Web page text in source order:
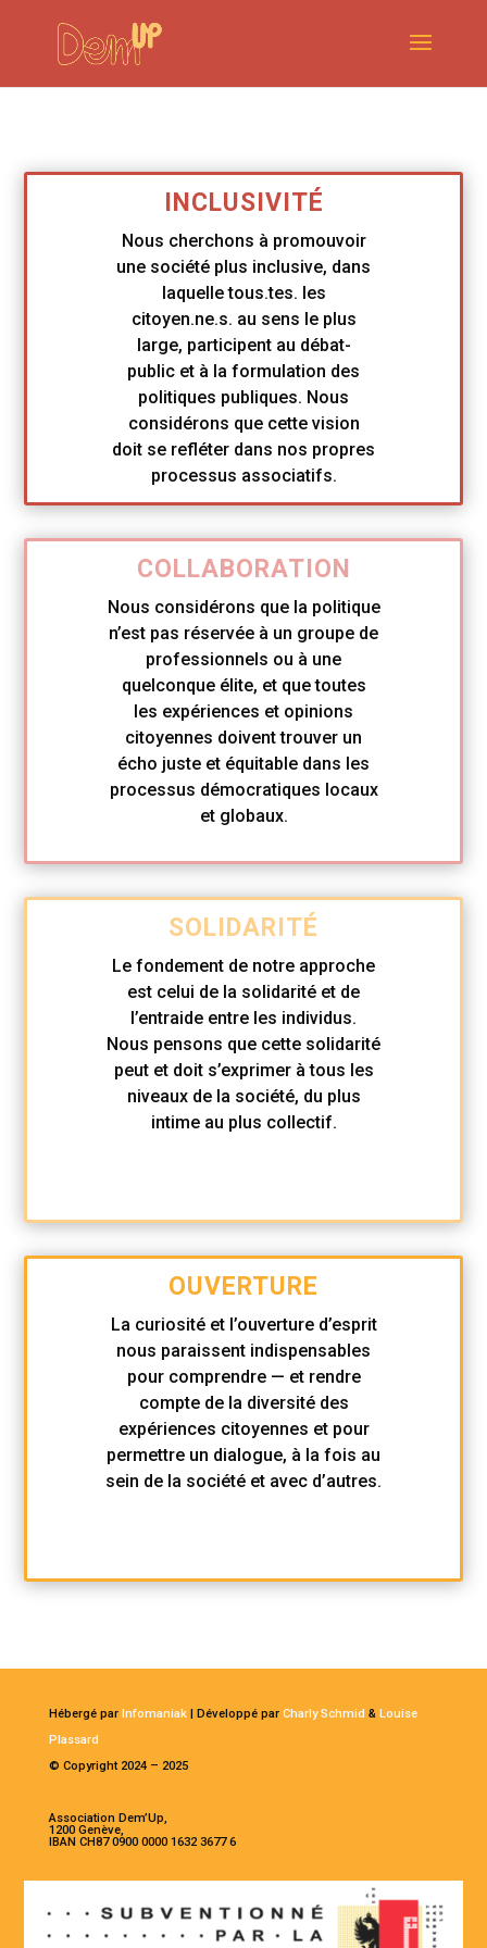
INCLUSIVITÉ
Nous cherchons à promouvoir
une société plus inclusive, dans
laquelle tous.tes. les
citoyen.ne.s. au sens le plus
large, participent au débat-
public et à la formulation des
politiques publiques. Nous
considérons que cette vision
doit se refléter dans nos propres
processus associatifs.
COLLABORATION
Nous considérons que la politique
n’est pas réservée à un groupe de
professionnels ou à une
quelconque élite, et que toutes
les expériences et opinions
citoyennes doivent trouver un
écho juste et équitable dans les
processus démocratiques locaux
et globaux.
SOLIDARITÉ
Le fondement de notre approche
est celui de la solidarité et de
l’entraide entre les individus.
Nous pensons que cette solidarité
peut et doit s’exprimer à tous les
niveaux de la société, du plus
intime au plus collectif.
OUVERTURE
La curiosité et l’ouverture d’esprit
nous paraissent indispensables
pour comprendre — et rendre
compte de la diversité des
expériences citoyennes et pour
permettre un dialogue, à la fois au
sein de la société et avec d’autres.
Hébergé par Infomaniak| Développé par Charly Schmid & Louise
Plassard
© Copyright 2024 – 2025
Association Dem’Up,
1200 Genève,
IBAN CH87 0900 0000 1632 3677 6